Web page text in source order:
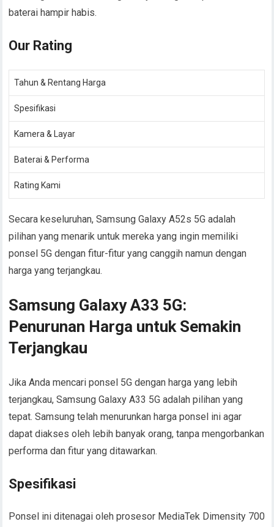
baterai hampir habis.
Our Rating
Tahun & Rentang Harga
Spesifikasi
Kamera & Layar
Baterai & Performa
Rating Kami
Secara keseluruhan, Samsung Galaxy A52s 5G adalah
pilihan yang menarik untuk mereka yang ingin memiliki
ponsel 5G dengan fitur-fitur yang canggih namun dengan
harga yang terjangkau.
Samsung Galaxy A33 5G:
Penurunan Harga untuk Semakin
Terjangkau
Jika Anda mencari ponsel 5G dengan harga yang lebih
terjangkau, Samsung Galaxy A33 5G adalah pilihan yang
tepat. Samsung telah menurunkan harga ponsel ini agar
dapat diakses oleh lebih banyak orang, tanpa mengorbankan
performa dan fitur yang ditawarkan.
Spesifikasi
Ponsel ini ditenagai oleh prosesor MediaTek Dimensity 700